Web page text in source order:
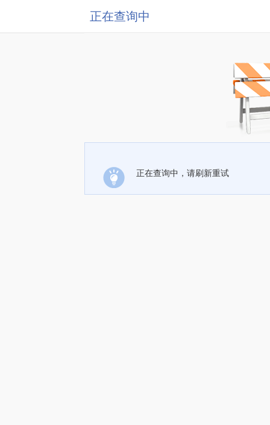
正在查询中
正在查询中，请刷新重试